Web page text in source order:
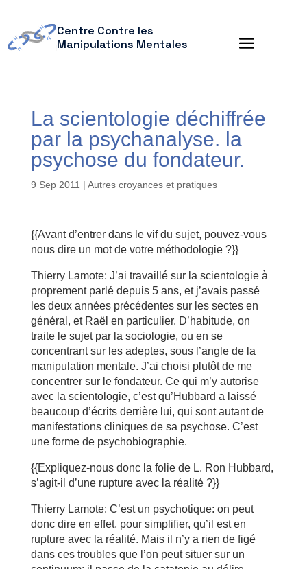
Centre Contre les
Manipulations Mentales
La scientologie déchiffrée
par la psychanalyse. la
psychose du fondateur.
9 Sep 2011 | Autres croyances et pratiques
{{Avant d’entrer dans le vif du sujet, pouvez-vous
nous dire un mot de votre méthodologie ?}}
Thierry Lamote: J’ai travaillé sur la scientologie à
proprement parlé depuis 5 ans, et j’avais passé
les deux années précédentes sur les sectes en
général, et Raël en particulier. D’habitude, on
traite le sujet par la sociologie, ou en se
concentrant sur les adeptes, sous l’angle de la
manipulation mentale. J’ai choisi plutôt de me
concentrer sur le fondateur. Ce qui m’y autorise
avec la scientologie, c’est qu’Hubbard a laissé
beaucoup d’écrits derrière lui, qui sont autant de
manifestations cliniques de sa psychose. C’est
une forme de psychobiographie.
{{Expliquez-nous donc la folie de L. Ron Hubbard,
s’agit-il d’une rupture avec la réalité ?}}
Thierry Lamote: C’est un psychotique: on peut
donc dire en effet, pour simplifier, qu’il est en
rupture avec la réalité. Mais il n’y a rien de figé
dans ces troubles que l’on peut situer sur un